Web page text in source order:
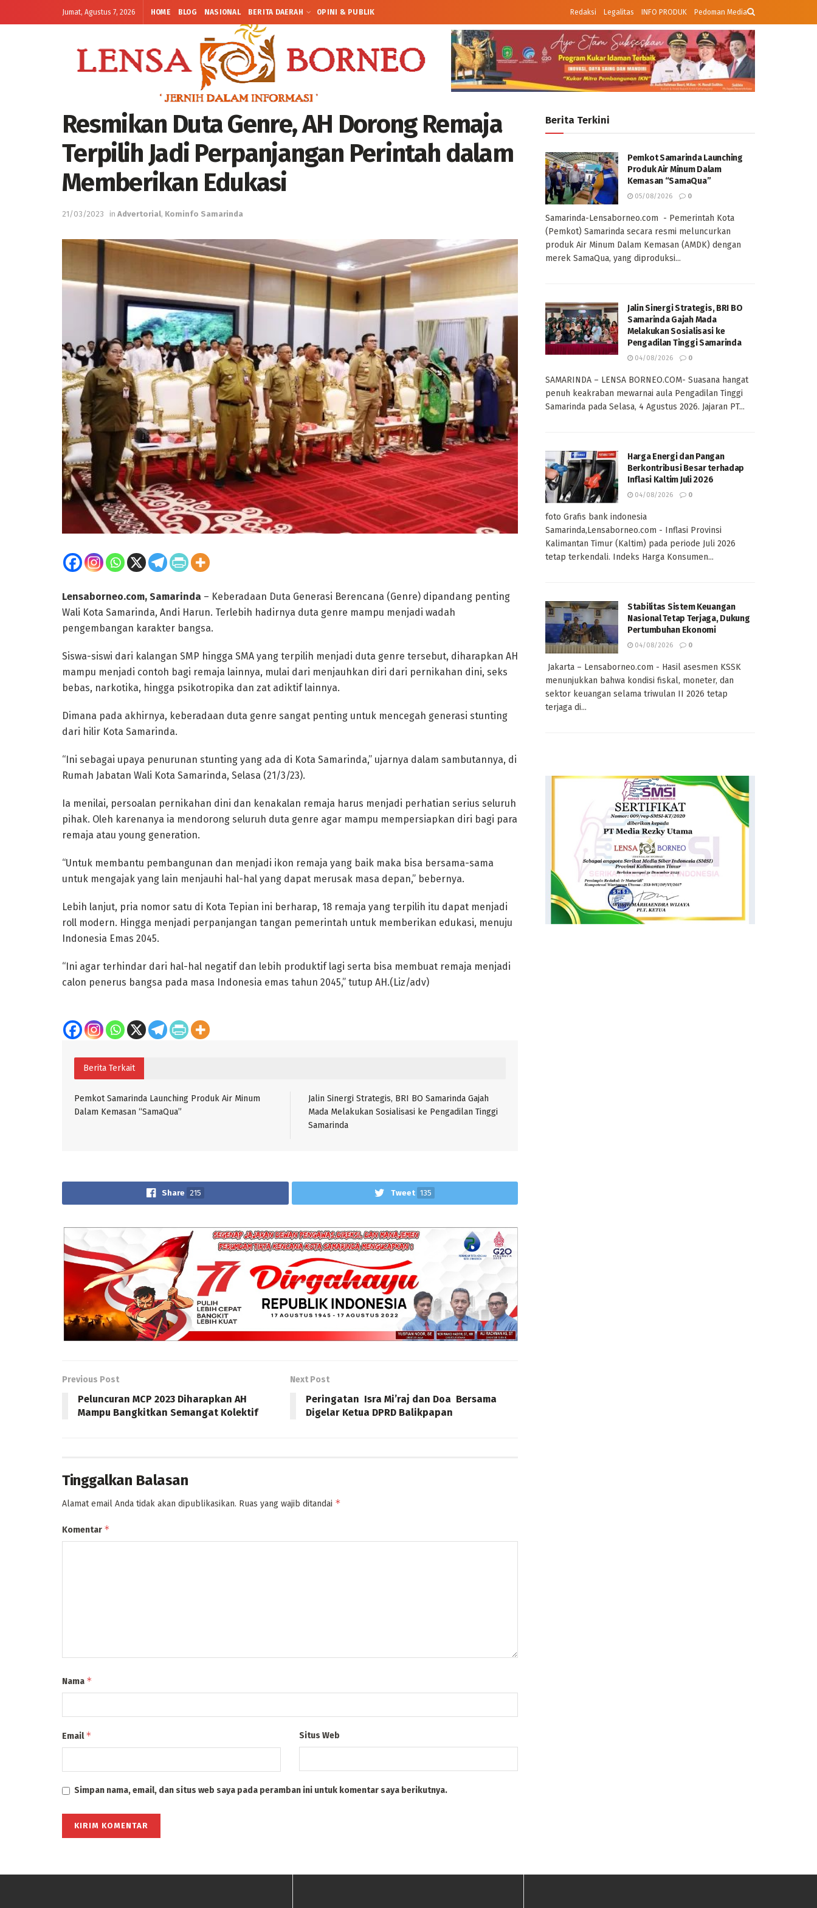
Jumat, Agustus 7, 2026 HOME BLOG NASIONAL BERITA DAERAH OPINI & PUBLIK Redaksi Legalitas INFO PRODUK Pedoman Media
Resmikan Duta Genre, AH Dorong Remaja
Terpilih Jadi Perpanjangan Perintah dalam
Memberikan Edukasi
21/03/2023 in Advertorial, Kominfo Samarinda
Lensaborneo.com, Samarinda – Keberadaan Duta Generasi Berencana (Genre) dipandang penting
Wali Kota Samarinda, Andi Harun. Terlebih hadirnya duta genre mampu menjadi wadah
pengembangan karakter bangsa.
Siswa-siswi dari kalangan SMP hingga SMA yang terpilih menjadi duta genre tersebut, diharapkan AH
mampu menjadi contoh bagi remaja lainnya, mulai dari menjauhkan diri dari pernikahan dini, seks
bebas, narkotika, hingga psikotropika dan zat adiktif lainnya.
Dimana pada akhirnya, keberadaan duta genre sangat penting untuk mencegah generasi stunting
dari hilir Kota Samarinda.
“Ini sebagai upaya penurunan stunting yang ada di Kota Samarinda,” ujarnya dalam sambutannya, di
Rumah Jabatan Wali Kota Samarinda, Selasa (21/3/23).
Ia menilai, persoalan pernikahan dini dan kenakalan remaja harus menjadi perhatian serius seluruh
pihak. Oleh karenanya ia mendorong seluruh duta genre agar mampu mempersiapkan diri bagi para
remaja atau young generation.
“Untuk membantu pembangunan dan menjadi ikon remaja yang baik maka bisa bersama-sama
untuk mengajak yang lain menjauhi hal-hal yang dapat merusak masa depan,” bebernya.
Lebih lanjut, pria nomor satu di Kota Tepian ini berharap, 18 remaja yang terpilih itu dapat menjadi
roll modern. Hingga menjadi perpanjangan tangan pemerintah untuk memberikan edukasi, menuju
Indonesia Emas 2045.
“Ini agar terhindar dari hal-hal negatif dan lebih produktif lagi serta bisa membuat remaja menjadi
calon penerus bangsa pada masa Indonesia emas tahun 2045,” tutup AH.(Liz/adv)
Berita Terkait
Pemkot Samarinda Launching Produk Air Minum
Dalam Kemasan “SamaQua”
Jalin Sinergi Strategis, BRI BO Samarinda Gajah
Mada Melakukan Sosialisasi ke Pengadilan Tinggi
Samarinda
Share 215 Tweet 135
Previous Post
Peluncuran MCP 2023 Diharapkan AH
Mampu Bangkitkan Semangat Kolektif
Next Post
Peringatan Isra Mi’raj dan Doa Bersama
Digelar Ketua DPRD Balikpapan
Tinggalkan Balasan
Alamat email Anda tidak akan dipublikasikan. Ruas yang wajib ditandai *
Komentar *
Nama *
Email* Situs Web
Simpan nama, email, dan situs web saya pada peramban ini untuk komentar saya berikutnya.
Berita Terkini
Pemkot Samarinda Launching
Produk Air Minum Dalam
Kemasan “SamaQua”
05/08/2026 0
Samarinda-Lensaborneo.com - Pemerintah Kota
(Pemkot) Samarinda secara resmi meluncurkan
produk Air Minum Dalam Kemasan (AMDK) dengan
merek SamaQua, yang diproduksi...
Jalin Sinergi Strategis, BRI BO
Samarinda Gajah Mada
Melakukan Sosialisasi ke
Pengadilan Tinggi Samarinda
04/08/2026 0
SAMARINDA – LENSA BORNEO.COM- Suasana hangat
penuh keakraban mewarnai aula Pengadilan Tinggi
Samarinda pada Selasa, 4 Agustus 2026. Jajaran PT...
Harga Energi dan Pangan
Berkontribusi Besar terhadap
Inflasi Kaltim Juli 2026
04/08/2026 0
foto Grafis bank indonesia
Samarinda,Lensaborneo.com - Inflasi Provinsi
Kalimantan Timur (Kaltim) pada periode Juli 2026
tetap terkendali. Indeks Harga Konsumen...
Stabilitas Sistem Keuangan
Nasional Tetap Terjaga, Dukung
Pertumbuhan Ekonomi
04/08/2026 0
Jakarta – Lensaborneo.com - Hasil asesmen KSSK
menunjukkan bahwa kondisi fiskal, moneter, dan
sektor keuangan selama triwulan II 2026 tetap
terjaga di...